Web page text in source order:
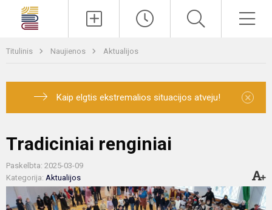
Titulinis Naujienos Aktualijos
Kaip elgtis ekstremalios situacijos atveju! ×
Tradiciniai renginiai
Paskelbta: 2025-03-09
Kategorija: Aktualijos